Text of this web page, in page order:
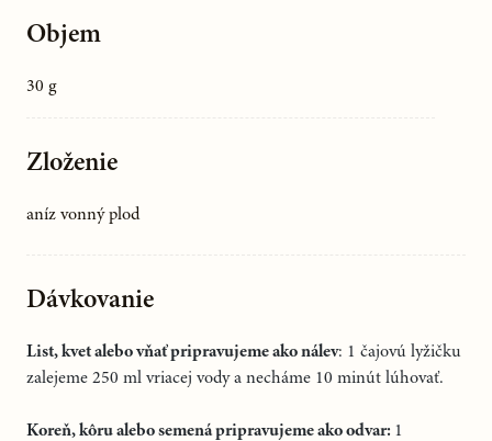
Objem
30 g
Zloženie
aníz vonný plod
Dávkovanie
List, kvet alebo vňať pripravujeme ako nálev: 1 čajovú lyžičku
zalejeme 250 ml vriacej vody a necháme 10 minút lúhovať.
Koreň, kôru alebo semená pripravujeme ako odvar: 1